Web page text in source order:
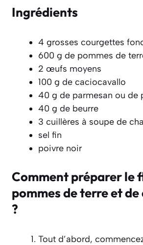
Ingrédients
4 grosses courgettes
600 g de pommes de
2 œufs moyens
100 g de caciocavallo
40 g de parmesan ou de
40 g de beurre
3 cuillères à soupe de
sel fin
poivre noir
Comment préparer le
pommes de terre et
?
Tout d’abord,